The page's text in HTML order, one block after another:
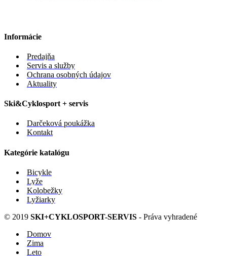
Informácie
Predajňa
Servis a služby
Ochrana osobných údajov
Aktuality
Ski&Cyklosport + servis
Darčeková poukážka
Kontakt
Kategórie katalógu
Bicykle
Lyže
Kolobežky
Lyžiarky
© 2019 SKI+CYKLOSPORT-SERVIS - Práva vyhradené
Domov
Zima
Leto